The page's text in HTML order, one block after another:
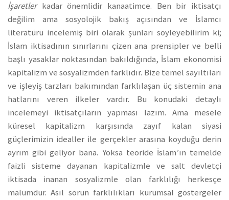
İşaretlerkadar önemlidir kanaatimce. Ben bir iktisatçı
değilim ama sosyolojik bakış açısından ve İslamcı
literatürü incelemiş biri olarak şunları söyleyebilirim ki;
İslam iktisadının sınırlarını çizen ana prensipler ve belli
başlı yasaklar noktasından bakıldığında, İslam ekonomisi
kapitalizm ve sosyalizmden farklıdır. Bize temel sayıltıları
ve işleyiş tarzları bakımından farklılaşan üç sistemin ana
hatlarını veren ilkeler vardır. Bu konudaki detaylı
incelemeyi iktisatçıların yapması lazım. Ama mesele
küresel kapitalizm karşısında zayıf kalan siyasi
güçlerimizin idealler ile gerçekler arasına koyduğu derin
ayrım gibi geliyor bana. Yoksa teoride İslam’ın temelde
faizli sisteme dayanan kapitalizmle ve salt devletçi
iktisada inanan sosyalizmle olan farklılığı herkesçe
malumdur. Asıl sorun farklılıkları kurumsal göstergeler